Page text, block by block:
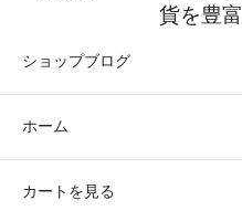
貨を豊
ショップブログ
ホーム
カートを見る